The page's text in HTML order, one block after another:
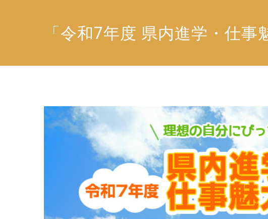
ッ
「令和7年度 県内進学・仕